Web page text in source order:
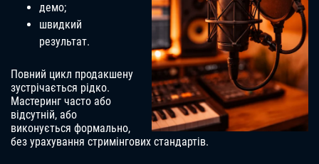
демо;
швидкий
результат.
Повний цикл продакшену
зустрічається рідко.
Мастеринг часто або
відсутній, або
виконується формально,
без урахування стримінгових стандартів.